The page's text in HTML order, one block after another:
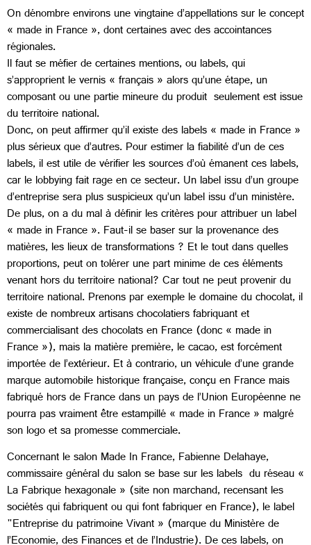
On dénombre environs une vingtaine d’appellations sur le concept
« made in France », dont certaines avec des accointances
régionales.
Il faut se méfier de certaines mentions, ou labels, qui
s’approprient le vernis « français » alors qu’une étape, un
composant ou une partie mineure du produit seulement est issue
du territoire national.
Donc, on peut affirmer qu’il existe des labels « made in France »
plus sérieux que d’autres. Pour estimer la fiabilité d’un de ces
labels, il est utile de vérifier les sources d’où émanent ces labels,
car le lobbying fait rage en ce secteur. Un label issu d’un groupe
d’entreprise sera plus suspicieux qu’un label issu d’un ministère.
De plus, on a du mal à définir les critères pour attribuer un label
« made in France ». Faut-il se baser sur la provenance des
matières, les lieux de transformations ? Et le tout dans quelles
proportions, peut on tolérer une part minime de ces éléments
venant hors du territoire national? Car tout ne peut provenir du
territoire national. Prenons par exemple le domaine du chocolat, il
existe de nombreux artisans chocolatiers fabriquant et
commercialisant des chocolats en France (donc « made in
France »), mais la matière première, le cacao, est forcément
importée de l’extérieur. Et à contrario, un véhicule d’une grande
marque automobile historique française, conçu en France mais
fabriqué hors de France dans un pays de l’Union Européenne ne
pourra pas vraiment être estampillé « made in France » malgré
son logo et sa promesse commerciale.
Concernant le salon Made In France, Fabienne Delahaye,
commissaire général du salon se base sur les labels du réseau «
La Fabrique hexagonale » (site non marchand, recensant les
sociétés qui fabriquent ou qui font fabriquer en France), le label
"Entreprise du patrimoine Vivant » (marque du Ministère de